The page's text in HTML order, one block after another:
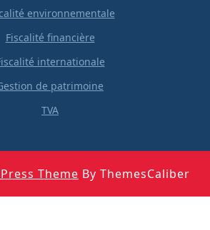
environnementale
Fiscalité financière
internationale
de patrimoine
TVA
Theme By ThemesCaliber